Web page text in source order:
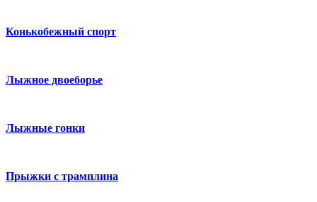
Конькобежный спорт
Лыжное двоеборье
Лыжные гонки
Прыжки с трамплина